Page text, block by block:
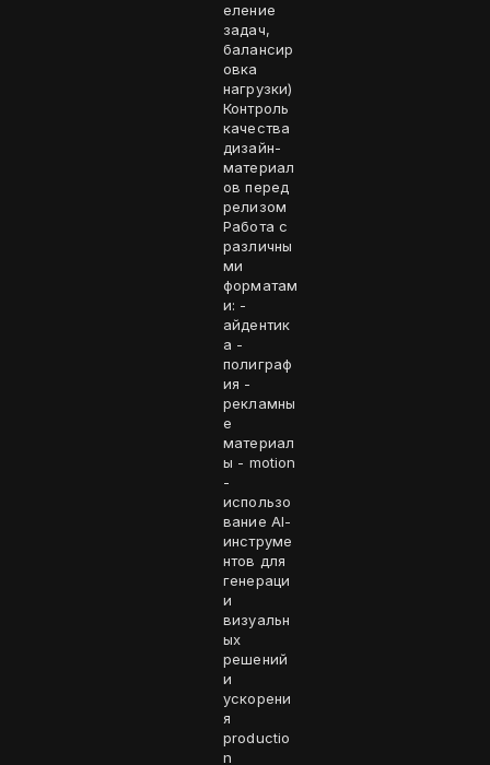
еление
задач,
балансир
овка
нагрузки)
Контроль
качества
дизайн-
материал
ов перед
релизом
Работа с
различны
ми
форматам
и: -
айдентик
а -
полиграф
ия -
рекламны
е
материал
ы - motion
-
использо
вание AI-
инструме
нтов для
генераци
и
визуальн
ых
решений
и
ускорени
я
productio
n